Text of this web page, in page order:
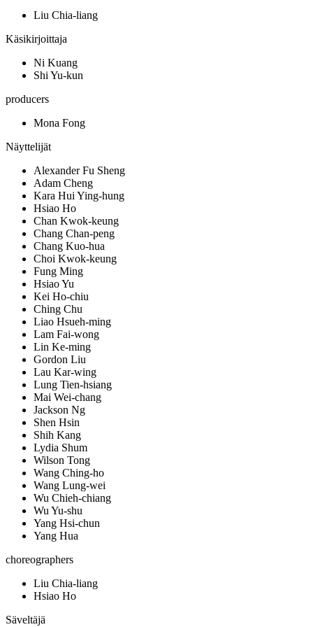
Liu Chia-liang
Käsikirjoittaja
Ni Kuang
Shi Yu-kun
producers
Mona Fong
Näyttelijät
Alexander Fu Sheng
Adam Cheng
Kara Hui Ying-hung
Hsiao Ho
Chan Kwok-keung
Chang Chan-peng
Chang Kuo-hua
Choi Kwok-keung
Fung Ming
Hsiao Yu
Kei Ho-chiu
Ching Chu
Liao Hsueh-ming
Lam Fai-wong
Lin Ke-ming
Gordon Liu
Lau Kar-wing
Lung Tien-hsiang
Mai Wei-chang
Jackson Ng
Shen Hsin
Shih Kang
Lydia Shum
Wilson Tong
Wang Ching-ho
Wang Lung-wei
Wu Chieh-chiang
Wu Yu-shu
Yang Hsi-chun
Yang Hua
choreographers
Liu Chia-liang
Hsiao Ho
Säveltäjä